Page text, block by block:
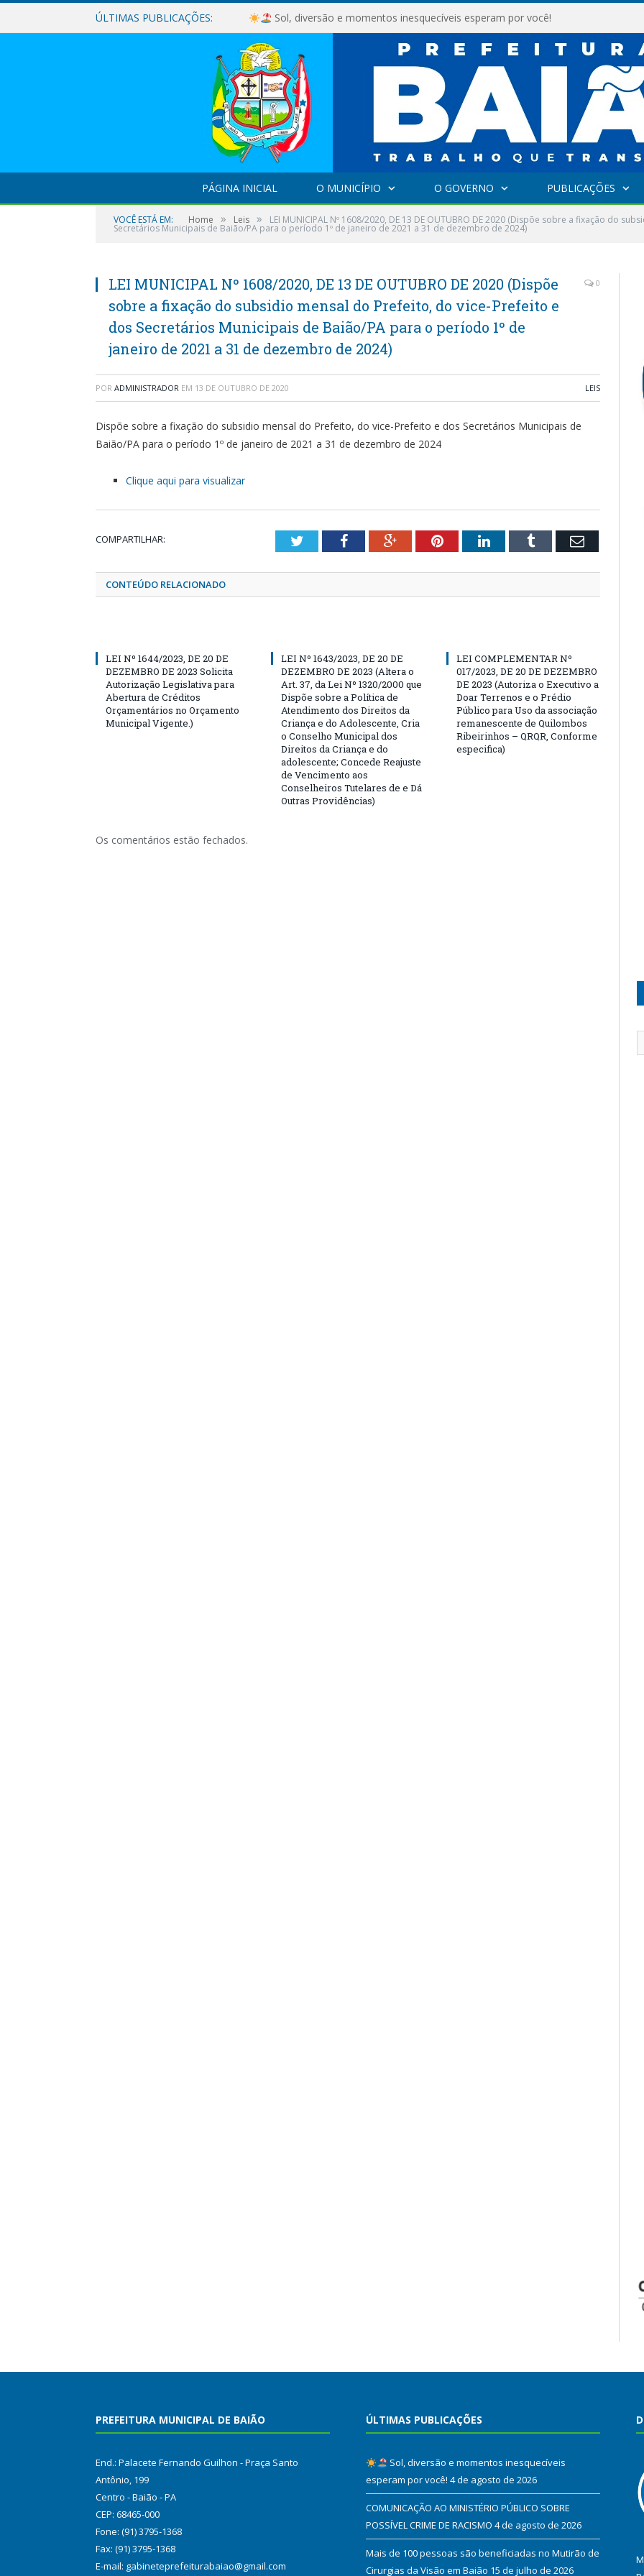
ÚLTIMAS PUBLICAÇÕES: Sol, diversão e momentos inesquecíveis esperam por você!
PÁGINA INICIAL O MUNICÍPIO O GOVERNO PUBLICAÇÕES
VOCÊ ESTÁ EM: Home » Leis » LEI MUNICIPAL Nº 1608/2020, DE 13 DE OUTUBRO DE 2020 (Dispõe sobre a fixação do
Secretários Municipais de Baião/PA para o período 1º de janeiro de 2021 a 31 de dezembro de 2024)
LEI MUNICIPAL Nº 1608/2020, DE 13 DE OUTUBRO DE 2020 (Dispõe
sobre a fixação do subsidio mensal do Prefeito, do vice-Prefeito e
dos Secretários Municipais de Baião/PA para o período 1º de
janeiro de 2021 a 31 de dezembro de 2024)
0
POR ADMINISTRADOR EM 13 DE OUTUBRO DE 2020 LEIS
Dispõe sobre a fixação do subsidio mensal do Prefeito, do vice-Prefeito e dos Secretários Municipais de
Baião/PA para o período 1º de janeiro de 2021 a 31 de dezembro de 2024
Clique aqui para visualizar
COMPARTILHAR: TwitterFacebookGoogle+PinterestLinkedInTumblr Email
CONTEÚDO RELACIONADO
LEI Nº 1644/2023, DE 20 DE
DEZEMBRO DE 2023 Solicita
Autorização Legislativa para
Abertura de Créditos
Orçamentários no Orçamento
Municipal Vigente.)
LEI Nº 1643/2023, DE 20 DE
DEZEMBRO DE 2023 (Altera o
Art. 37, da Lei Nº 1320/2000 que
Dispõe sobre a Política de
Atendimento dos Direitos da
Criança e do Adolescente, Cria
o Conselho Municipal dos
Direitos da Criança e do
adolescente; Concede Reajuste
de Vencimento aos
Conselheiros Tutelares de e Dá
Outras Providências)
LEI COMPLEMENTAR Nº
017/2023, DE 20 DE DEZEMBRO
DE 2023 (Autoriza o Executivo a
Doar Terrenos e o Prédio
Público para Uso da associação
remanescente de Quilombos
Ribeirinhos – QRQR, Conforme
especifica)
Os comentários estão fechados.
PREFEITURA MUNICIPAL DE BAIÃO
End.: Palacete Fernando Guilhon - Praça Santo
Antônio, 199
Centro - Baião - PA
CEP: 68465-000
Fone: (91) 3795-1368
Fax: (91) 3795-1368
E-mail: gabineteprefeiturabaiao@gmail.com
ÚLTIMAS PUBLICAÇÕES
Sol, diversão e momentos inesquecíveis
esperam por você! 4 de agosto de 2026
COMUNICAÇÃO AO MINISTÉRIO PÚBLICO SOBRE
POSSÍVEL CRIME DE RACISMO 4 de agosto de 2026
Mais de 100 pessoas são beneficiadas no Mutirão de
Cirurgias da Visão em Baião 15 de julho de 2026